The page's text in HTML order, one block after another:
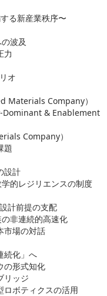
新産業秩序〜
波及
力
オ
Materials Company）
Dominant & Enablement
Company）
題
設計
的レジリエンスの制度
計前提の支配
非連続的高速化
市場の対話
続化」へ
の形式知化
リッジ
ボティクスの活用